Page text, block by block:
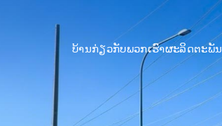
ບ້ານກ່ຽວກັບພວກເຮົາຜະລິດຕະພັນ